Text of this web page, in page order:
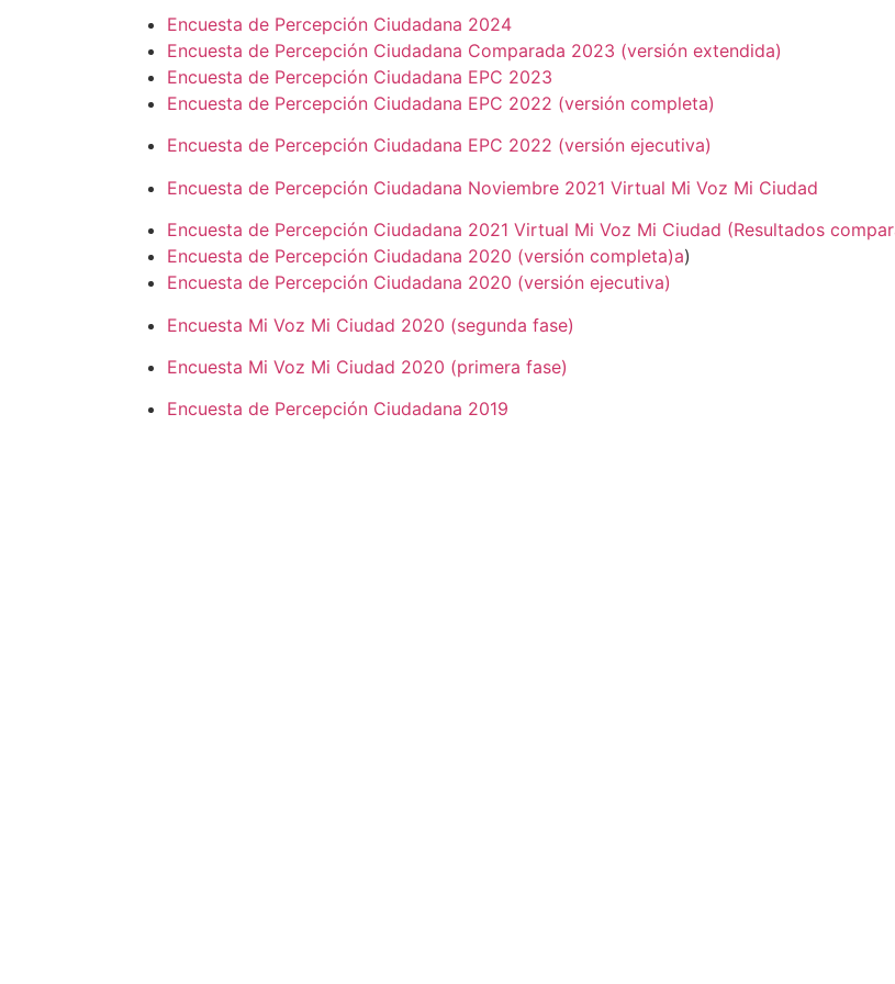
Encuesta de Percepción Ciudadana 2024
Encuesta de Percepción Ciudadana Comparada 2023 (versión extendida)
Encuesta de Percepción Ciudadana EPC 2023
Encuesta de Percepción Ciudadana EPC 2022 (versión completa)
Encuesta de Percepción Ciudadana EPC 2022 (versión ejecutiva)
Encuesta de Percepción Ciudadana Noviembre 2021 Virtual Mi Voz Mi Ciudad
Encuesta de Percepción Ciudadana 2021 Virtual Mi Voz Mi Ciudad (Resultados
Encuesta de Percepción Ciudadana 2020 (versión completa)a)
Encuesta de Percepción Ciudadana 2020 (versión ejecutiva)
Encuesta Mi Voz Mi Ciudad 2020 (segunda fase)
Encuesta Mi Voz Mi Ciudad 2020 (primera fase)
Encuesta de Percepción Ciudadana 2019